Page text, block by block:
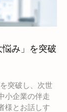
悩み」を突破
突破し、次世
小企業の伴走
様とお話しす